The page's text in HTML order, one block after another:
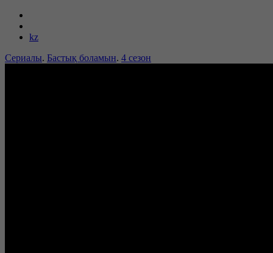
kz
Сериалы. Бастық боламын. 4 сезон